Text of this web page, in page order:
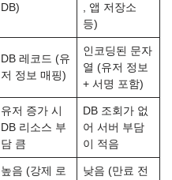
DB)
, 앱 저장소
등)
DB 레코드 (유
저 정보 매핑)
인코딩된 문자
열 (유저 정보
+ 서명 포함)
유저 증가 시
DB 리소스 부
담 큼
DB 조회가 없
어 서버 부담
이 적음
높음 (강제 로
낮음 (만료 전